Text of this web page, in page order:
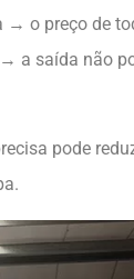
→ o preço de
a saída não
pode